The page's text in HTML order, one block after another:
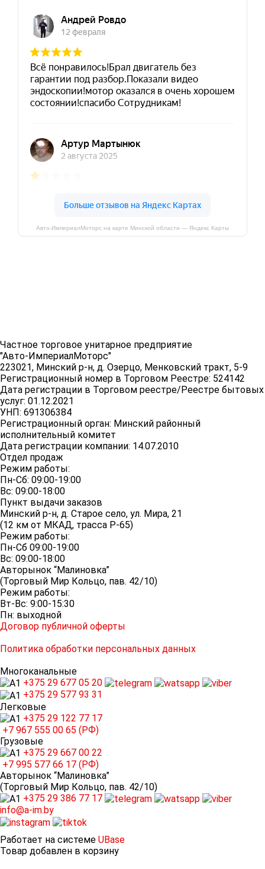
Авто-ИмпериалМоторс на карте Минской области — Яндекс Карты
Частное торговое унитарное предприятие
"Авто-ИмпериалМоторс"
223021, Минский р-н, д. Озерцо, Менковский тракт, 5-9
Регистрационный номер в Торговом Реестре: 524142
Дата регистрации в Торговом реестре/Реестре бытовых
услуг: 01.12.2021
УНП: 691306384
Регистрационный орган: Минский районный
исполнительный комитет
Дата регистрации компании: 14.07.2010
Отдел продаж
Режим работы:
Пн-Сб: 09:00-19:00
Вс: 09:00-18:00
Пункт выдачи заказов
Минский р-н, д. Старое село, ул. Мира, 21
(12 км от МКАД, трасса P-65)
Режим работы:
Пн-Сб 09:00-19:00
Вс: 09:00-18:00
Авторынок “Малиновка”
(Торговый Мир Кольцо, пав. 42/10)
Режим работы:
Вт-Вс: 9:00-15:30
Пн: выходной
Договор публичной оферты
Политика обработки персональных данных
Многоканальные
+375 29 677 05 20
+375 29 577 93 31
Легковые
+375 29 122 77 17
+7 967 555 00 65 (РФ)
Грузовые
+375 29 667 00 22
+7 995 577 66 17 (РФ)
Авторынок “Малиновка”
(Торговый Мир Кольцо, пав. 42/10)
+375 29 386 77 17
info@a-im.by
Работает на системе UBase
Товар добавлен в корзину